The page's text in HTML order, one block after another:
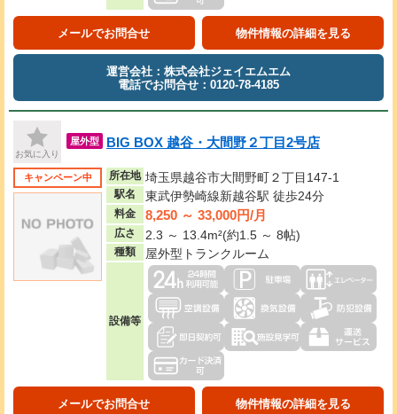
メールでお問合せ 物件情報の詳細を見る
運営会社：株式会社ジェイエムエム
電話でお問合せ：0120-78-4185
お気に入り
屋外型 BIG BOX 越谷・大間野２丁目2号店
キャンペーン中 所在地 埼玉県越谷市大間野町２丁目147-1
駅名 東武伊勢崎線新越谷駅 徒歩24分
料金 8,250 ～ 33,000円/月
広さ 2.3 ～ 13.4m²(約1.5 ～ 8帖)
種類 屋外型トランクルーム
設備等
メールでお問合せ 物件情報の詳細を見る